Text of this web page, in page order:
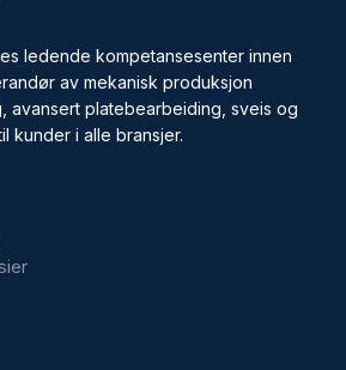
ledende kompetansesenter innen
av mekanisk produksjon
avansert platebearbeiding, sveis og
kunder i alle bransjer.